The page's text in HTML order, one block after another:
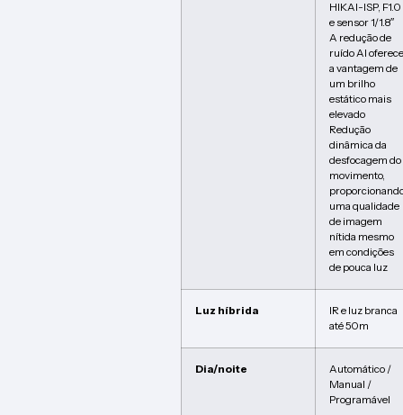
HIKAI-ISP, F1.0
e sensor 1/1.8″
A redução de
ruído AI oferece
a vantagem de
um brilho
estático mais
elevado
Redução
dinâmica da
desfocagem do
movimento,
uma qualidade
de imagem
nítida mesmo
em condições
de pouca luz
Luz híbrida
IR e luz branca
até 50m
Dia/noite
Automático /
Manual /
Programável